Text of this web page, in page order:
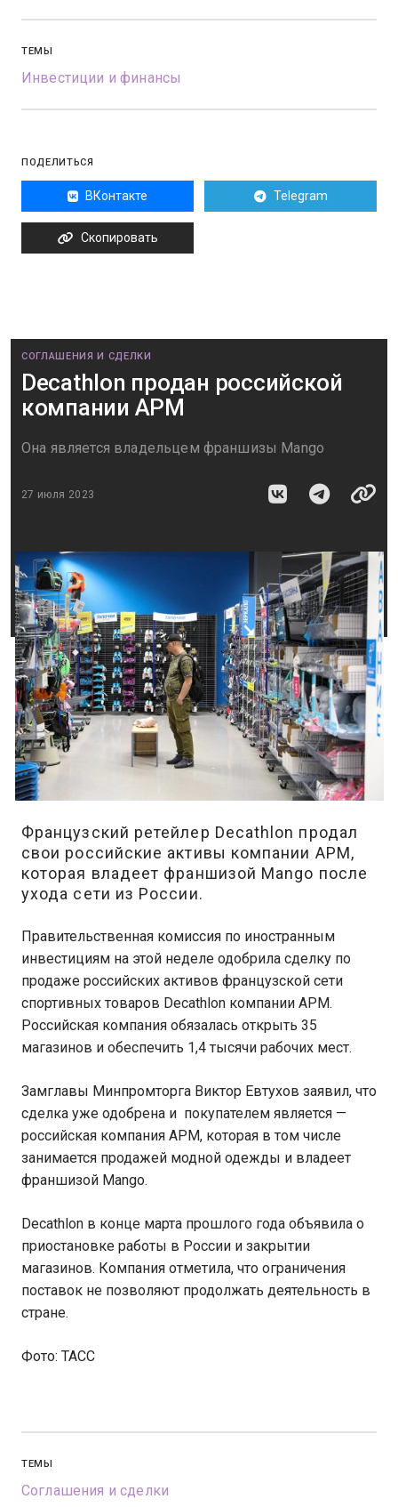
ТЕМЫ
Инвестиции и финансы
ПОДЕЛИТЬСЯ
ВКонтакте Telegram
Скопировать
СОГЛАШЕНИЯ И СДЕЛКИ
Decathlon продан российской
компании АРМ
Она является владельцем франшизы Mango
27 июля 2023
Французский ретейлер Decathlon продал
свои российские активы компании АРМ,
которая владеет франшизой Mango после
ухода сети из России.
Правительственная комиссия по иностранным
инвестициям на этой неделе одобрила сделку по
продаже российских активов французской сети
спортивных товаров Decathlon компании АРМ.
Российская компания обязалась открыть 35
магазинов и обеспечить 1,4 тысячи рабочих мест.
Замглавы Минпромторга Виктор Евтухов заявил, что
сделка уже одобрена и покупателем является —
российская компания АРМ, которая в том числе
занимается продажей модной одежды и владеет
франшизой Mango.
Decathlon в конце марта прошлого года объявила о
приостановке работы в России и закрытии
магазинов. Компания отметила, что ограничения
поставок не позволяют продолжать деятельность в
стране.
Фото: ТАСС
ТЕМЫ
Соглашения и сделки